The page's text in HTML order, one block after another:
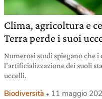
Clima, agricoltura e
Terra perde i suoi
Numerosi studi spiegano che
l’artificializzazione dei suoli
uccelli.
Biodiversità 11 maggio